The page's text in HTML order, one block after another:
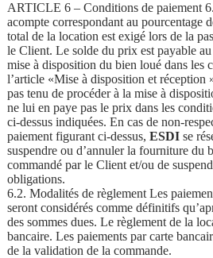
ARTICLE 6 – Conditions de paiement
acompte correspondant au pourcentage
total de la location est exigé lors de la
le Client. Le solde du prix est payable
mise à disposition du bien loué dans les
l’article «Mise à disposition et réception
pas tenu de procéder à la mise à
ne lui en paye pas le prix dans les
ci-dessus indiquées. En cas de non-
paiement figurant ci-dessus, ESDIse
suspendre ou d’annuler la fourniture du
commandé par le Client et/ou de
obligations.
6.2. Modalités de règlement Les
seront considérés comme définitifs
des sommes dues. Le règlement de la
bancaire. Les paiements par carte
de la validation de la commande.